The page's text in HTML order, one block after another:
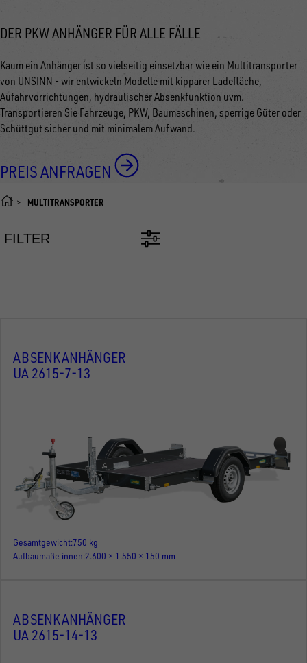
DER PKW ANHÄNGER FÜR ALLE FÄLLE
Kaum ein Anhänger ist so vielseitig einsetzbar wie ein Multitransporter
von UNSINN - wir entwickeln Modelle mit kipparer Ladefläche,
Aufahrvorrichtungen, hydraulischer Absenkfunktion uvm.
Transportieren Sie Fahrzeuge, PKW, Baumaschinen, sperrige Güter oder
Schüttgut sicher und mit minimalem Aufwand.
PREIS ANFRAGEN
MULTITRANSPORTER
FILTER
ABSENKANHÄNGER
UA 2615-7-13
Gesamtgewicht 750 kg
Aufbaumaße innen 2.600 × 1.550 × 150 mm
ABSENKANHÄNGER
UA 2615-14-13